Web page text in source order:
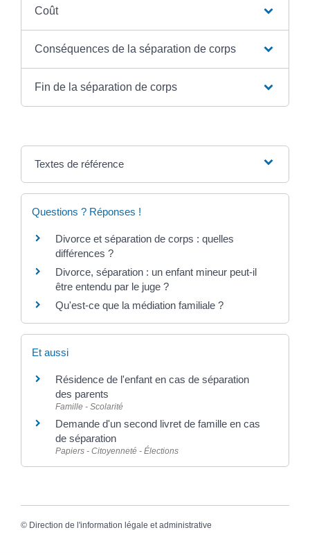
Coût
Conséquences de la séparation de corps
Fin de la séparation de corps
Textes de référence
Questions ? Réponses !
Divorce et séparation de corps : quelles
différences ?
Divorce, séparation : un enfant mineur peut-il
être entendu par le juge ?
Qu'est-ce que la médiation familiale ?
Et aussi
Résidence de l'enfant en cas de séparation
des parents
Famille - Scolarité
Demande d'un second livret de famille en cas
de séparation
Papiers - Citoyenneté - Élections
© Direction de l'information légale et administrative